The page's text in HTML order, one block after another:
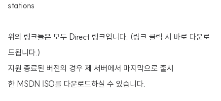
stations
위의 링크들은 모두 Direct 링크입니다. (링크 클릭 시 바로 다운로
드됩니다.)
지원 종료된 버전의 경우 제 서버에서 마지막으로 출시
한 MSDN ISO를 다운로드하실 수 있습니다.